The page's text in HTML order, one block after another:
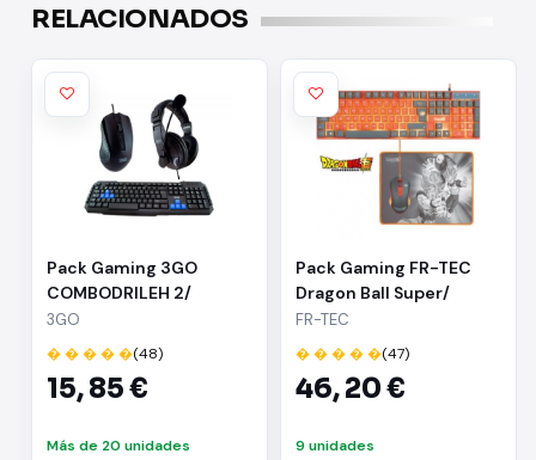
RELACIONADOS
Pack Gaming 3GO
COMBODRILEH 2/
Teclado + Ratón +
Auriculares
3GO
� � � � �(48)
15,85 €
Más de 20 unidades
Pack Gaming FR-TEC
Dragon Ball Super/
Teclado + Ratón +
Alfombrilla
FR-TEC
� � � � �(47)
46,20 €
9 unidades